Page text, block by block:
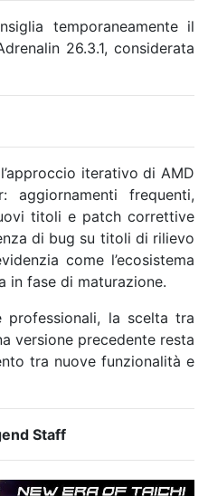
temporaneamente il
26.3.1, considerata
iterativo di AMD
frequenti,
titoli e patch correttive
di bug su titoli di rilievo
come l’ecosistema
in fase di maturazione.
la scelta tra
versione precedente resta
tra nuove funzionalità e
Staff